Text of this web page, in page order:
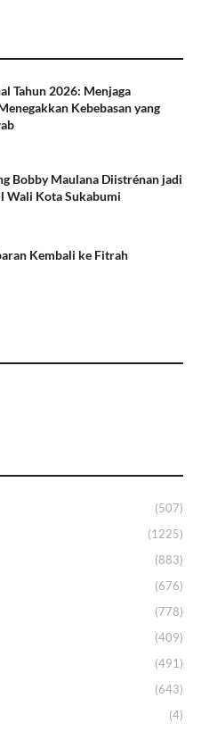
Tahun 2026: Menjaga
Kebebasan yang
Bobby Maulana Diistrénan jadi
Wali Kota Sukabumi
Kembali ke Fitrah
(507)
(1225)
(883)
(676)
(778)
(409)
(491)
(643)
(4)